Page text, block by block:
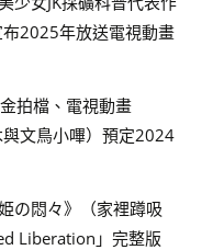
布2025年放送電視動畫
拍檔、電視動畫
與文鳥小嗶）預定2024
の悶々》（家裡蹲吸
Liberation」完整版